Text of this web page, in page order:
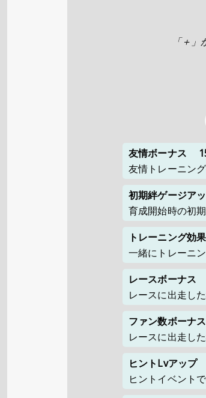
「＋
友情ボーナス
友情トレーニン
初期絆ゲージア
育成開始時の初
トレーニング効
一緒にトレーニ
レースボーナス
レースに出走し
ファン数ボーナス
レースに出走し
ヒントLvアップ
ヒントイベント